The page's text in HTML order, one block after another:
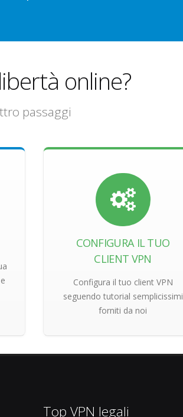
online?
passaggi
CONFIGURA IL TUO
CLIENT VPN
Configura il tuo client VPN
seguendo tutorial semplicissimi
forniti da noi
Top VPN legali